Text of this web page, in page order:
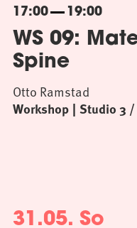
17:00 19:00
WS 09:
Spine
Workshop Studio 3
Otto Ramstad
31.05. So